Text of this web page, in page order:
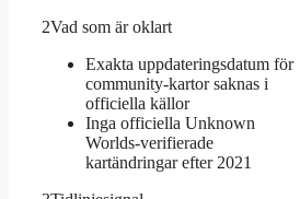
2Vad som är oklart
Exakta uppdateringsdatum för
community-kartor saknas i
officiella källor
Inga officiella Unknown
Worlds-verifierade
kartändringar efter 2021